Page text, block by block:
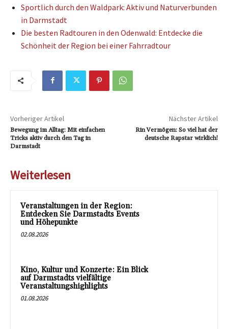
Sportlich durch den Waldpark: Aktiv und Naturverbunden
in Darmstadt
Die besten Radtouren in den Odenwald: Entdecke die
Schönheit der Region bei einer Fahrradtour
Vorheriger Artikel
Bewegung im Alltag: Mit einfachen
Tricks aktiv durch den Tag in
Darmstadt
Nächster Artikel
Rin Vermögen: So viel hat der
deutsche Rapstar wirklich!
Weiterlesen
Veranstaltungen in der Region:
Entdecken Sie Darmstadts Events
und Höhepunkte
02.08.2026
Kino, Kultur und Konzerte: Ein Blick
auf Darmstadts vielfältige
Veranstaltungshighlights
01.08.2026